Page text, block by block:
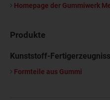
Homepage der Gummiwerk
Produkte
Kunststoff-
Formteile aus Gummi